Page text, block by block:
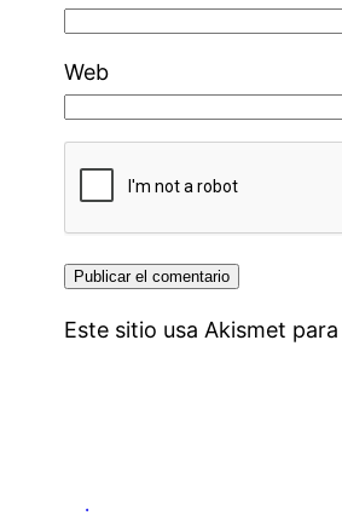
Web
Este sitio usa Akismet